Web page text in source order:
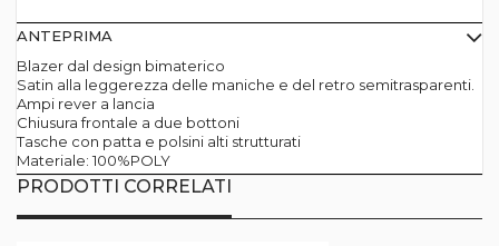
ANTEPRIMA
Blazer dal design bimaterico
Satin alla leggerezza delle maniche e del retro semitrasparenti.
Ampi rever a lancia
Chiusura frontale a due bottoni
Tasche con patta e polsini alti strutturati
Materiale: 100%POLY
PRODOTTI CORRELATI